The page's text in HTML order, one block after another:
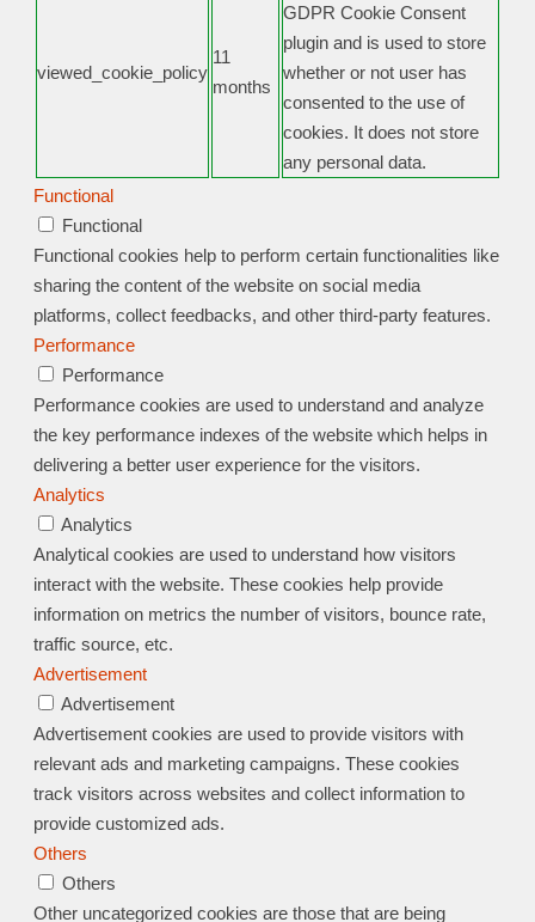
viewed_cookie_policy
11
months
GDPR Cookie Consent
plugin and is used to store
whether or not user has
consented to the use of
cookies. It does not store
any personal data.
Functional
Functional
Functional cookies help to perform certain functionalities like
sharing the content of the website on social media
platforms, collect feedbacks, and other third-party features.
Performance
Performance
Performance cookies are used to understand and analyze
the key performance indexes of the website which helps in
delivering a better user experience for the visitors.
Analytics
Analytics
Analytical cookies are used to understand how visitors
interact with the website. These cookies help provide
information on metrics the number of visitors, bounce rate,
traffic source, etc.
Advertisement
Advertisement
Advertisement cookies are used to provide visitors with
relevant ads and marketing campaigns. These cookies
track visitors across websites and collect information to
provide customized ads.
Others
Others
Other uncategorized cookies are those that are being